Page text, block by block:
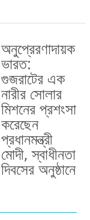
অনুপ্রেরণাদায়ক
ভারত:
গুজরাটের এক
নারীর সোলার
মিশনের প্রশংসা
করেছেন
প্রধানমন্ত্রী
মোদী, স্বাধীনতা
দিবসের অনুষ্ঠানে